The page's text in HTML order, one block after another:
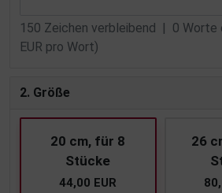
150 Zeichen verbleibend | 0 Worte
EUR pro Wort)
2. Größe
20 cm, für 8
Stücke
44,00 EUR
26